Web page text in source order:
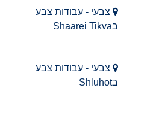
צבעי - עבודות צבע
בShaarei Tikva
צבעי - עבודות צבע
בShluhot